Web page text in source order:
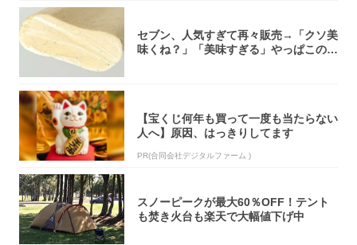
セブン、人気すぎて再々販売→「クソ美
味くね？」「美味すぎる」やっぱこのク
【宝くじ何年も買って一度も当たらない
人へ】原因、はっきりしてます
PR(合同会社デジタルファーム )
スノーピークが最大60％OFF！テント
も焚き火台も楽天で大幅値下げ中